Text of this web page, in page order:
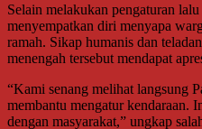
Selain melakukan pengaturan
menyempatkan diri menyapa
ramah. Sikap humanis dan
menengah tersebut mendapat
“Kami senang melihat langsung
membantu mengatur kendaraan.
dengan masyarakat,” ungkap